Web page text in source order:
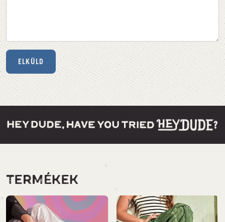
ELKÜLD
TERMÉKEK